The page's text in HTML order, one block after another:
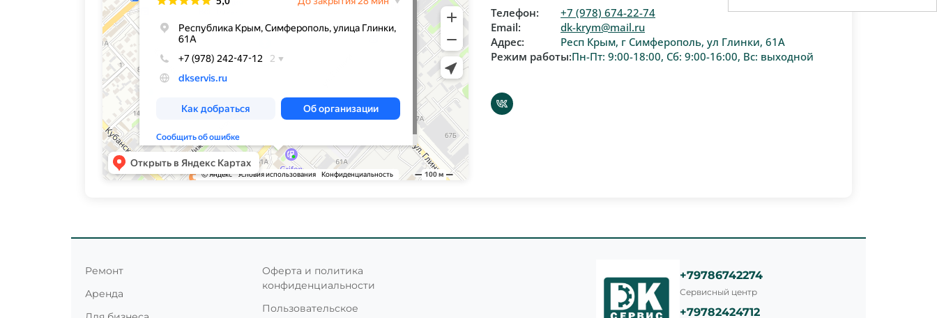
Телефон:
+7 (978) 674-22-74
Email:
dk-krym@mail.ru
Адрес:
Респ Крым, г Симферополь, ул Глинки, 61А
Режим работы:Пн-Пт: 9:00-18:00, Сб: 9:00-16:00, Вс: выходной
Ремонт
Аренда
Оферта и политика
конфиденциальности
Пользовательское
+79786742274
Сервисный центр
+79782424712